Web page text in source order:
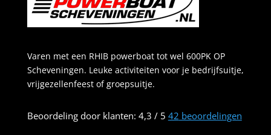
Varen met een RHIB powerboat tot wel 600PK OP
Scheveningen. Leuke activiteiten voor je bedrijfsuitje,
vrijgezellenfeest of groepsuitje.
Beoordeling door klanten: 4,3 / 5 42 beoordelingen